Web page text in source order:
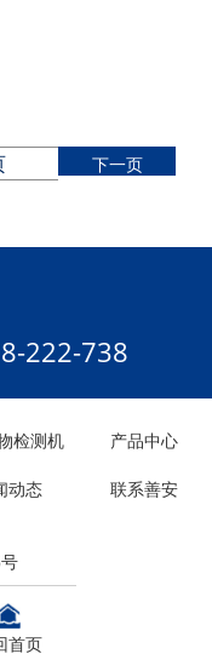
下一页
222-738
检测机 产品中心
动态 联系善安
首页